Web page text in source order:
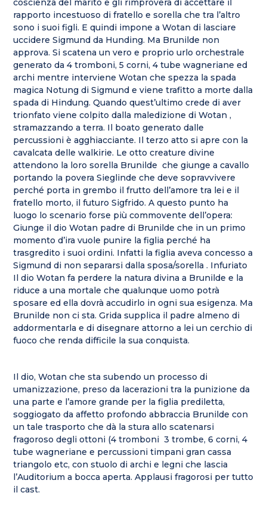
coscienza del marito e gli rimprovera di accettare il
rapporto incestuoso di fratello e sorella che tra l’altro
sono i suoi figli. E quindi impone a Wotan di lasciare
uccidere Sigmund da Hunding. Ma Brunilde non
approva. Si scatena un vero e proprio urlo orchestrale
generato da 4 tromboni, 5 corni, 4 tube wagneriane ed
archi mentre interviene Wotan che spezza la spada
magica Notung di Sigmund e viene trafitto a morte dalla
spada di Hindung. Quando quest’ultimo crede di aver
trionfato viene colpito dalla maledizione di Wotan ,
stramazzando a terra. Il boato generato dalle
percussioni è agghiacciante. Il terzo atto si apre con la
cavalcata delle walkirie. Le otto creature divine
attendono la loro sorella Brunilde che giunge a cavallo
portando la povera Sieglinde che deve sopravvivere
perché porta in grembo il frutto dell’amore tra lei e il
fratello morto, il futuro Sigfrido. A questo punto ha
luogo lo scenario forse più commovente dell’opera:
Giunge il dio Wotan padre di Brunilde che in un primo
momento d’ira vuole punire la figlia perché ha
trasgredito i suoi ordini. Infatti la figlia aveva concesso a
Sigmund di non separarsi dalla sposa/sorella . Infuriato
Il dio Wotan fa perdere la natura divina a Brunilde e la
riduce a una mortale che qualunque uomo potrà
sposare ed ella dovrà accudirlo in ogni sua esigenza. Ma
Brunilde non ci sta. Grida supplica il padre almeno di
addormentarla e di disegnare attorno a lei un cerchio di
fuoco che renda difficile la sua conquista.
Il dio, Wotan che sta subendo un processo di
umanizzazione, preso da lacerazioni tra la punizione da
una parte e l’amore grande per la figlia prediletta,
soggiogato da affetto profondo abbraccia Brunilde con
un tale trasporto che dà la stura allo scatenarsi
fragoroso degli ottoni (4 tromboni 3 trombe, 6 corni, 4
tube wagneriane e percussioni timpani gran cassa
triangolo etc, con stuolo di archi e legni che lascia
l’Auditorium a bocca aperta. Applausi fragorosi per tutto
il cast.